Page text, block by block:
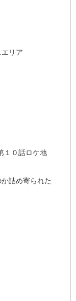
リア
１０話ロケ地
詰め寄られた